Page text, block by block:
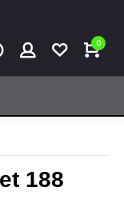
0
188